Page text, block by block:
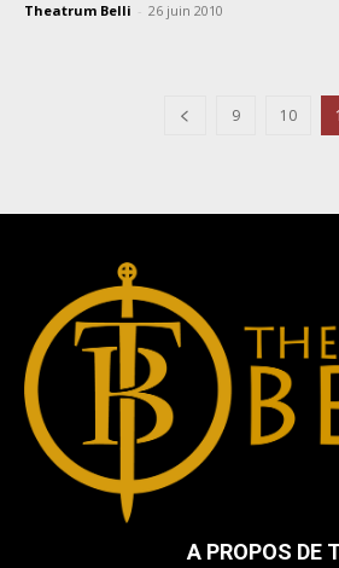
Theatrum Belli - 26 juin 2010
9 10
A PROPOS DE